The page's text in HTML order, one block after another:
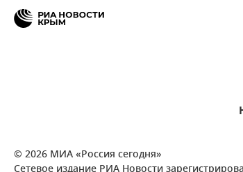
© 2026 МИА «Россия сегодня»